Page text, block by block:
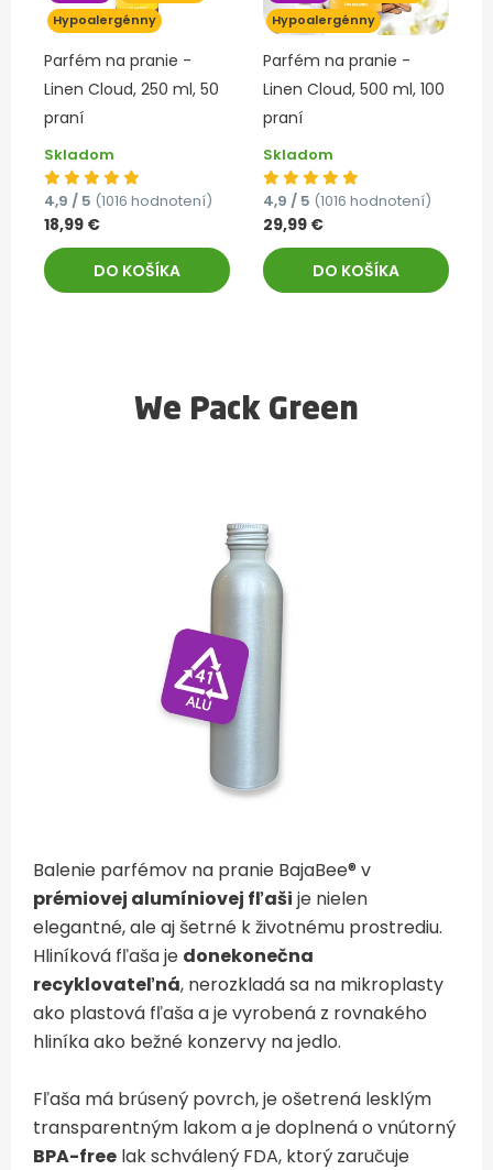
Hypoalergénny
Parfém na pranie -
Linen Cloud, 250 ml, 50
praní
Skladom
4,9 / 5 (1016 hodnotení)
18,99 €
DO KOŠÍKA
Hypoalergénny
Parfém na pranie -
Linen Cloud, 500 ml, 100
praní
Skladom
4,9 / 5 (1016 hodnotení)
29,99 €
DO KOŠÍKA
We Pack Green
Balenie parfémov na pranie BajaBee® v
prémiovej alumíniovej fľaši je nielen
elegantné, ale aj šetrné k životnému prostrediu.
Hliníková fľaša je donekonečna
recyklovateľná, nerozkladá sa na mikroplasty
ako plastová fľaša a je vyrobená z rovnakého
hliníka ako bežné konzervy na jedlo.
Fľaša má brúsený povrch, je ošetrená lesklým
transparentným lakom a je doplnená o vnútorný
BPA-free lak schválený FDA, ktorý zaručuje